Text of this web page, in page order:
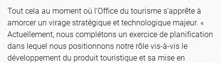
Tout cela au moment où l’Office du tourisme s’apprête à
amorcer un virage stratégique et technologique majeur. «
Actuellement, nous complétons un exercice de planification
dans lequel nous positionnons notre rôle vis-à-vis le
développement du produit touristique et sa mise en